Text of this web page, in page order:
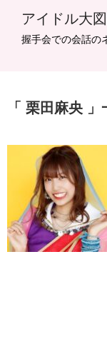
アイドル大
握手会での会話の
栗田麻央